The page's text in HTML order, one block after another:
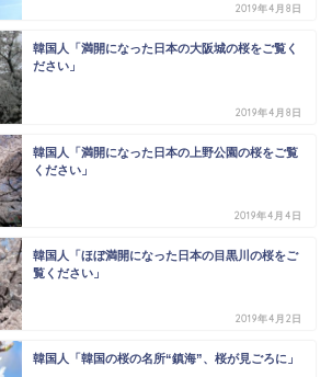
2019年4月8日
韓国人「満開になった日本の大阪城の桜をご覧く
ださい」
2019年4月8日
韓国人「満開になった日本の上野公園の桜をご覧
ください」
2019年4月4日
韓国人「ほぼ満開になった日本の目黒川の桜をご
覧ください」
2019年4月2日
韓国人「韓国の桜の名所“鎮海”、桜が見ごろに」